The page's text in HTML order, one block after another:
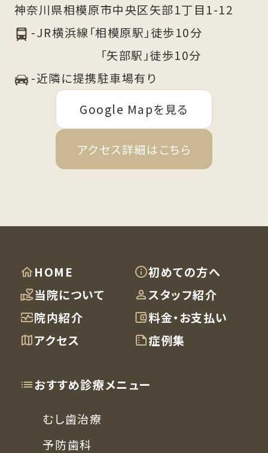
神奈川県相模原市中央区矢部1丁目1-12
-JR横浜線「相模原駅」徒歩10分
「矢部駅」徒歩10分
-近隣に提携駐車場有り
Google Mapを見る
アクセス詳細はこちら
HOME
初めての方へ
当院について
スタッフ紹介
院内紹介
料金・お支払い
アクセス
症例集
おすすめ診療メニュー
むし歯治療
予防歯科